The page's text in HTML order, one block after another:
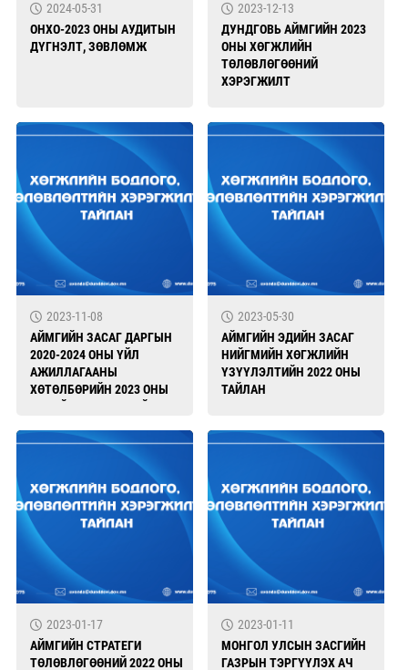
2024-05-31
ОНХО-2023 ОНЫ АУДИТЫН
ДҮГНЭЛТ, ЗӨВЛӨМЖ
2023-12-13
ДУНДГОВЬ АЙМГИЙН 2023
ОНЫ ХӨГЖЛИЙН
ТӨЛӨВЛӨГӨӨНИЙ
ХЭРЭГЖИЛТ
2023-11-08
АЙМГИЙН ЗАСАГ ДАРГЫН
2020-2024 ОНЫ ҮЙЛ
АЖИЛЛАГААНЫ
ХӨТӨЛБӨРИЙН 2023 ОНЫ
2023-05-30
АЙМГИЙН ЭДИЙН ЗАСАГ
НИЙГМИЙН ХӨГЖЛИЙН
ҮЗҮҮЛЭЛТИЙН 2022 ОНЫ
ТАЙЛАН
2023-01-17
АЙМГИЙН СТРАТЕГИ
ТӨЛӨВЛӨГӨӨНИЙ 2022 ОНЫ
2023-01-11
МОНГОЛ УЛСЫН ЗАСГИЙН
ГАЗРЫН ТЭРГҮҮЛЭХ АЧ